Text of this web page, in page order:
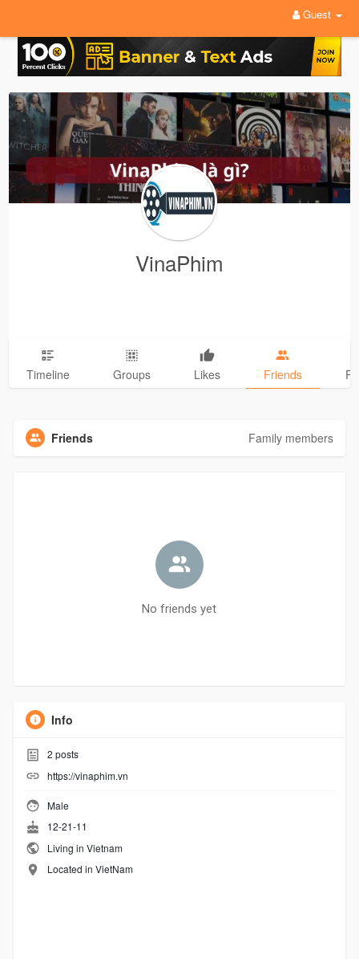
Guest
VinaPhim
Timeline Groups Likes Friends
Friends Family members
No friends yet
Info
2 posts
https://vinaphim.vn
Male
12-21-11
Living in Vietnam
Located in VietNam